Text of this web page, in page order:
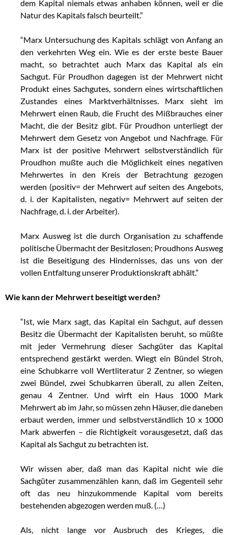
dem Kapital niemals etwas anhaben können, weil er die
Natur des Kapitals falsch beurteilt.”
“Marx Untersuchung des Kapitals schlägt von Anfang an
den verkehrten Weg ein. Wie es der erste beste Bauer
macht, so betrachtet auch Marx das Kapital als ein
Sachgut. Für Proudhon dagegen ist der Mehrwert nicht
Produkt eines Sachgutes, sondern eines wirtschaftlichen
Zustandes eines Marktverhältnisses. Marx sieht im
Mehrwert einen Raub, die Frucht des Mißbrauches einer
Macht, die der Besitz gibt. Für Proudhon unterliegt der
Mehrwert dem Gesetz von Angebot und Nachfrage. Für
Marx ist der positive Mehrwert selbstverständlich für
Proudhon mußte auch die Möglichkeit eines negativen
Mehrwertes in den Kreis der Betrachtung gezogen
werden (positiv= der Mehrwert auf seiten des Angebots,
d. i. der Kapitalisten, negativ= Mehrwert auf seiten der
Nachfrage, d. i. der Arbeiter).
Marx Ausweg ist die durch Organisation zu schaffende
politische Übermacht der Besitzlosen; Proudhons Ausweg
ist die Beseitigung des Hindernisses, das uns von der
vollen Entfaltung unserer Produktionskraft abhält.”
Wie kann der Mehrwert beseitigt werden?
“Ist, wie Marx sagt, das Kapital ein Sachgut, auf dessen
Besitz die Übermacht der Kapitalisten beruht, so müßte
mit jeder Vermehrung dieser Sachgüter das Kapital
entsprechend gestärkt werden. Wiegt ein Bündel Stroh,
eine Schubkarre voll Wertliteratur 2 Zentner, so wiegen
zwei Bündel, zwei Schubkarren überall, zu allen Zeiten,
genau 4 Zentner. Und wirft ein Haus 1000 Mark
Mehrwert ab im Jahr, so müssen zehn Häuser, die daneben
erbaut werden, immer und selbstverständlich 10 x 1000
Mark abwerfen – die Richtigkeit vorausgesetzt, daß das
Kapital als Sachgut zu betrachten ist.
Wir wissen aber, daß man das Kapital nicht wie die
Sachgüter zusammenzählen kann, daß im Gegenteil sehr
oft das neu hinzukommende Kapital vom bereits
bestehenden abgezogen werden muß. (…)
Als, nicht lange vor Ausbruch des Krieges, die